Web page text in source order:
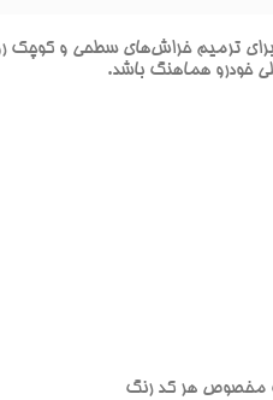
خراش‌هاي سطحي و کوچک روي
خودرو هماهنگ باشد.
مخصوص هر کد رنگ